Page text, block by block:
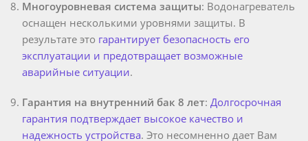
Многоуровневая система защиты: Водонагреватель
оснащен несколькими уровнями защиты. В
результате это гарантирует безопасность его
эксплуатации и предотвращает возможные
аварийные ситуации.
Гарантия на внутренний бак 8 лет: Долгосрочная
гарантия подтверждает высокое качество и
надежность устройства. Это несомненно дает Вам